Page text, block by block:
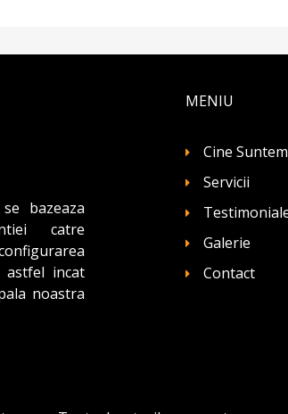
bazeaza
catre
astfel incat
noastra
MENIU
Cine Suntem
Servicii
Galerie
Contact